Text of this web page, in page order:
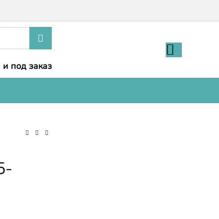
под заказ